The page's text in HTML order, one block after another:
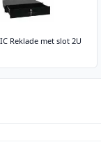
Reklade met slot 2U